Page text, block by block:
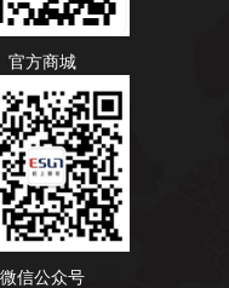
官方商城
微信公众号